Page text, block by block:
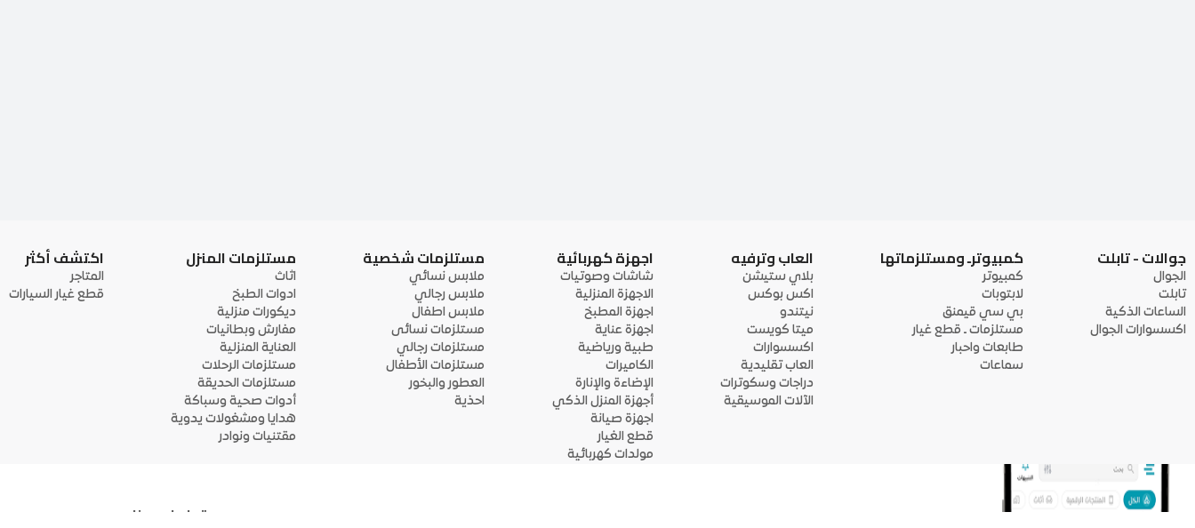
جوالات - تابلت
الجوال
تابلت
الساعات الذكية
اكسسوارات الجوال
كمبيوترـ ومستلزماتها
كمبيوتر
لابتوبات
بي سي قيمنق
مستلزمات ـ قطع غيار
طابعات واحبار
سماعات
العاب وترفيه
بلاي ستيشن
اكس بوكس
نيتندو
ميتا كويست
اكسسوارات
العاب تقليدية
دراجات وسكوترات
الآلات الموسيقية
اجهزة كهربائية
شاشات وصوتيات
الاجهزة المنزلية
اجهزة المطبخ
اجهزة عناية
طبية ورياضية
الكاميرات
الإضاءة والإنارة
أجهزة المنزل الذكي
اجهزة صيانة
قطع الغيار
مولدات كهربائية
مستلزمات شخصية
ملابس نسائي
ملابس رجالي
ملابس اطفال
مستلزمات نسائى
مستلزمات رجالي
مستلزمات الأطفال
العطور والبخور
احذية
مستلزمات المنزل
اثاث
ادوات الطبخ
ديكورات منزلية
مفارش وبطانيات
العناية المنزلية
مستلزمات الرحلات
مستلزمات الحديقة
أدوات صحية وسباكة
هدايا ومشغولات يدوية
مقتنيات ونوادر
اكتشف أكثر
المتاجر
قطع غيار السيارات
تواصل معنا